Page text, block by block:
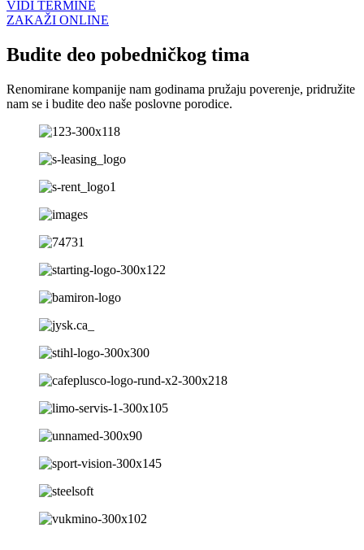
VIDI TERMINE
ZAKAŽI ONLINE
Budite deo pobedničkog tima
Renomirane kompanije nam godinama pružaju poverenje, pridružite
nam se i budite deo naše poslovne porodice.